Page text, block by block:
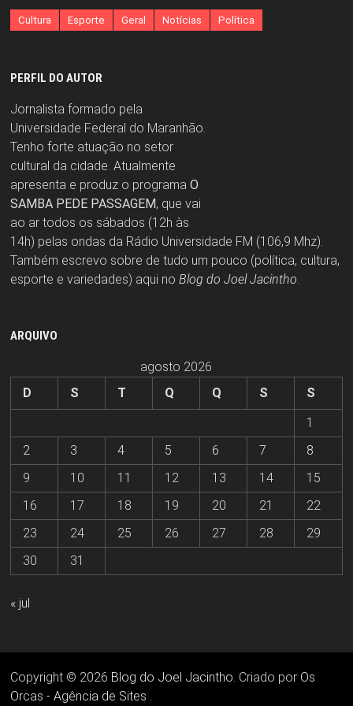
Cultura Esporte Geral Notícias Política
PERFIL DO AUTOR
Jornalista formado pela
Universidade Federal do Maranhão.
Tenho forte atuação no setor
cultural da cidade. Atualmente
apresenta e produz o programa O
SAMBA PEDE PASSAGEM, que vai
ao ar todos os sábados (12h às
14h) pelas ondas da Rádio Universidade FM (106,9 Mhz).
Também escrevo sobre de tudo um pouco (política, cultura,
esporte e variedades) aqui no Blog do Joel Jacintho.
ARQUIVO
agosto 2026
D
S T Q Q S
S
1
2
3 4 5 6 7
8
9
10 11 12 13 14
15
16
17 18 19 20 21
22
23
24 25 26 27 28
29
30
31
« jul
Copyright © 2026 Blog do Joel Jacintho. Criado por Os
Orcas - Agência de Sites .